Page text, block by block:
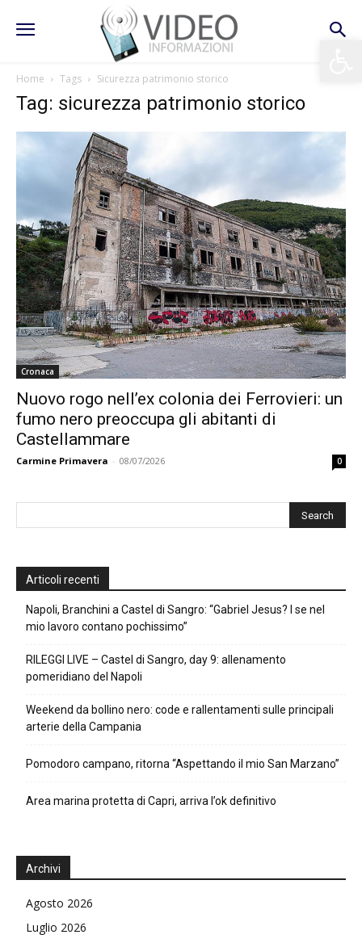
Home Tags Sicurezza patrimonio storico
Tag: sicurezza patrimonio storico
Cronaca
Nuovo rogo nell’ex colonia dei Ferrovieri: un
fumo nero preoccupa gli abitanti di
Castellammare
Carmine Primavera - 08/07/2026 0
Articoli recenti
Napoli, Branchini a Castel di Sangro: “Gabriel Jesus? I se nel
mio lavoro contano pochissimo”
RILEGGI LIVE – Castel di Sangro, day 9: allenamento
pomeridiano del Napoli
Weekend da bollino nero: code e rallentamenti sulle principali
arterie della Campania
Pomodoro campano, ritorna “Aspettando il mio San Marzano”
Area marina protetta di Capri, arriva l’ok definitivo
Archivi
Agosto 2026
Luglio 2026